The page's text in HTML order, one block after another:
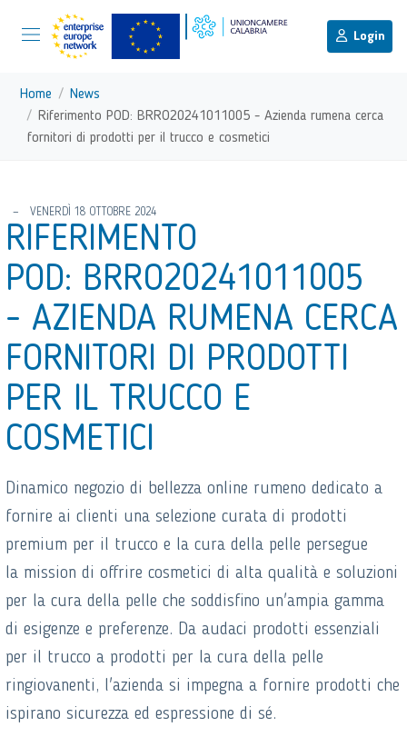
Vai ai contenuti
Login
torna al menu di scelta rapida
Menu di navigazione principale
Home
News
Riferimento POD: BRRO20241011005 - Azienda rumena cerca
fornitori di prodotti per il trucco e cosmetici
VENERDÌ 18 OTTOBRE 2024
RIFERIMENTO
POD: BRRO20241011005
- AZIENDA RUMENA CERCA
FORNITORI DI PRODOTTI
PER IL TRUCCO E
COSMETICI
Dinamico negozio di bellezza online rumeno dedicato a
fornire ai clienti una selezione curata di prodotti
premium per il trucco e la cura della pelle persegue
la mission di offrire cosmetici di alta qualità e soluzioni
per la cura della pelle che soddisfino un'ampia gamma
di esigenze e preferenze. Da audaci prodotti essenziali
per il trucco a prodotti per la cura della pelle
ringiovanenti, l'azienda si impegna a fornire prodotti che
ispirano sicurezza ed espressione di sé.